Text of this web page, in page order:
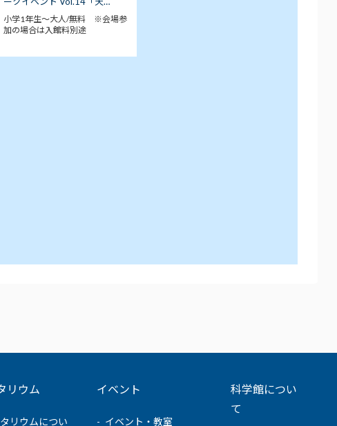
小学1年生～大人/無料 ※会場参
加の場合は入館料別途
リウム
リウムについ
イベント
イベント・教室
科学館につい
て